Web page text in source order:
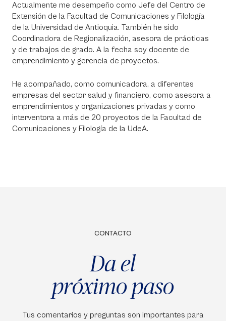
Actualmente me desempeño como Jefe del Centro de
Extensión de la Facultad de Comunicaciones y Filología
de la Universidad de Antioquia. También he sido
Coordinadora de Regionalización, asesora de prácticas
y de trabajos de grado. A la fecha soy docente de
emprendimiento y gerencia de proyectos.
He acompañado, como comunicadora, a diferentes
empresas del sector salud y financiero, como asesora a
emprendimientos y organizaciones privadas y como
interventora a más de 20 proyectos de la Facultad de
Comunicaciones y Filología de la UdeA.
CONTACTO
Da el
próximo paso
Tus comentarios y preguntas son importantes para